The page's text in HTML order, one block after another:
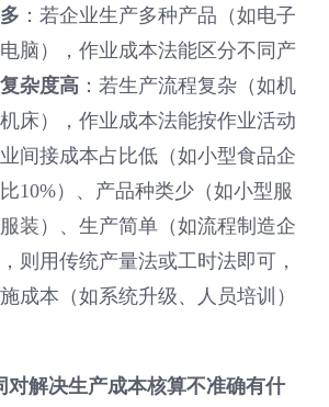
：若企业生产多种产品（如电子
脑），作业成本法能区分不同产
杂度高 ：若生产流程复杂（如机
床），作业成本法能按作业活动
间接成本占比低（如小型食品企
10%）、产品种类少（如小型服
装）、生产简单（如流程制造企
则用传统产量法或工时法即可，
成本（如系统升级、人员培训）
对解决生产成本核算不准确有什